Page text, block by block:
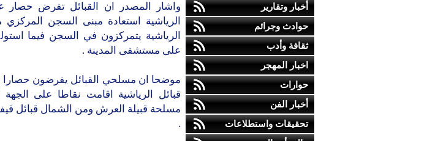
أخبار وتقارير
حوادث وجرائم
ثقافة وأدب
اخبار المهجر
حوارات
أخبار الفن
تحقيقات واستطلاعات
واشار المصدر ان القبائل تفرض حصار
الرياشية استعادة مبنى السجن
الرياشية يتمركزون في السجن فيما
على مستشفى المدينة .
موضحا ان مسلحي القبائل يفرضون حصارا
قبائل الرياشية اقامت نقاطا على
مسلحة قبيلة العرش ومن الشمال قبائل
.